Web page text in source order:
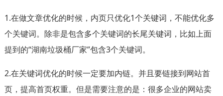
1.在做文章优化的时候，内页只优化1个关键词，不能优化多
个关键词。除非是包含多个关键词的长尾关键词，比如上面
提到的“湖南垃圾桶厂家”包含3个关键词。
2.在关键词优化的时候一定要加内链。并且要链接到网站首
页，提高首页权重。但是需要注意的是：很多企业的网站卖